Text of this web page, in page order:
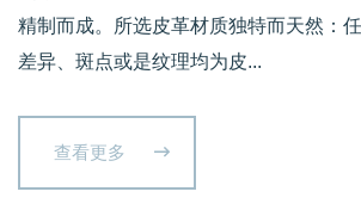
精制而成。所选皮革材质独特而天然：
差异、斑点或是纹理均为皮...
查看更多